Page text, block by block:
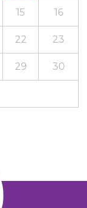
15 16
22 23
29 30